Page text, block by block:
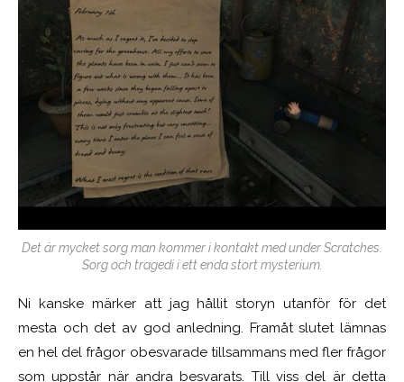
Det är mycket sorg man kommer i kontakt med under Scratches.
Sorg och tragedi i ett enda stort mysterium.
Ni kanske märker att jag hållit storyn utanför för det
mesta och det av god anledning. Framåt slutet lämnas
en hel del frågor obesvarade tillsammans med fler frågor
som uppstår när andra besvarats. Till viss del är detta